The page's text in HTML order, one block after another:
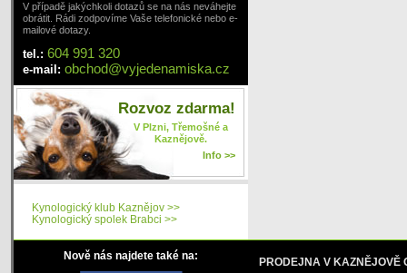
V případě jakýchkoli dotazů se na nás neváhejte
obrátit. Rádi zodpovíme Vaše telefonické nebo e-
mailové dotazy.
tel.: 604 991 320
e-mail: obchod@vyjedenamiska.cz
Rozvoz zdarma!
V Plzni, Třemošné a
Kaznějově.
Info >>
Kynologický klub Kaznějov >>
Kynologický spolek Brabci >>
Nově nás najdete také na: PRODEJNA V KAZNĚJOVĚ